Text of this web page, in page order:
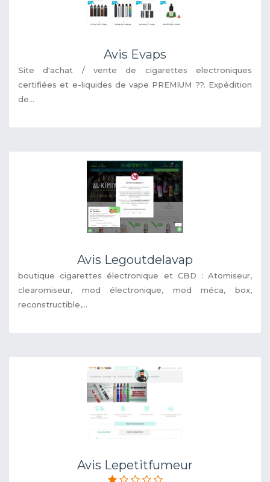
Avis Evaps
Site d'achat / vente de cigarettes electroniques
certifiées et e-liquides de vape PREMIUM ??. Expédition
de...
Avis Legoutdelavap
boutique cigarettes électronique et CBD : Atomiseur,
clearomiseur, mod électronique, mod méca, box,
reconstructible,...
Avis Lepetitfumeur